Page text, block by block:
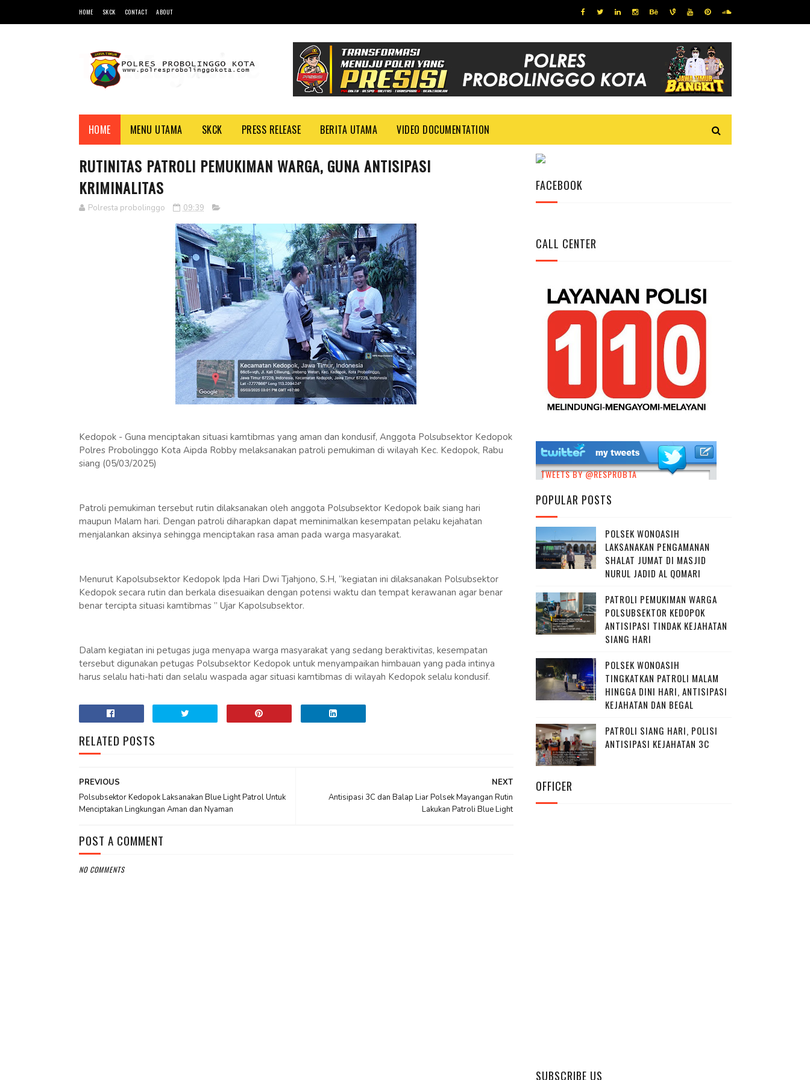
HOME SKCK CONTACT ABOUT
HOME MENU UTAMA SKCK PRESS RELEASE BERITA UTAMA VIDEO DOCUMENTATION
RUTINITAS PATROLI PEMUKIMAN WARGA, GUNA ANTISIPASI
KRIMINALITAS
Polresta probolinggo 09:39
Kedopok - Guna menciptakan situasi kamtibmas yang aman dan kondusif, Anggota Polsubsektor Kedopok
Polres Probolinggo Kota Aipda Robby melaksanakan patroli pemukiman di wilayah Kec. Kedopok, Rabu
siang (05/03/2025)
Patroli pemukiman tersebut rutin dilaksanakan oleh anggota Polsubsektor Kedopok baik siang hari
maupun Malam hari. Dengan patroli diharapkan dapat meminimalkan kesempatan pelaku kejahatan
menjalankan aksinya sehingga menciptakan rasa aman pada warga masyarakat.
Menurut Kapolsubsektor Kedopok Ipda Hari Dwi Tjahjono, S.H, “kegiatan ini dilaksanakan Polsubsektor
Kedopok secara rutin dan berkala disesuaikan dengan potensi waktu dan tempat kerawanan agar benar
benar tercipta situasi kamtibmas ” Ujar Kapolsubsektor.
Dalam kegiatan ini petugas juga menyapa warga masyarakat yang sedang beraktivitas, kesempatan
tersebut digunakan petugas Polsubsektor Kedopok untuk menyampaikan himbauan yang pada intinya
harus selalu hati-hati dan selalu waspada agar situasi kamtibmas di wilayah Kedopok selalu kondusif.
RELATED POSTS
NEXT
Antisipasi 3C dan Balap Liar Polsek Mayangan Rutin
Lakukan Patroli Blue Light
PREVIOUS
Polsubsektor Kedopok Laksanakan Blue Light Patrol Untuk
Menciptakan Lingkungan Aman dan Nyaman
POST A COMMENT
NO COMMENTS
FACEBOOK
CALL CENTER
TWEETS BY @RESPROBTA
POPULAR POSTS
POLSEK WONOASIH
LAKSANAKAN PENGAMANAN
SHALAT JUMAT DI MASJID
NURUL JADID AL QOMARI
PATROLI PEMUKIMAN WARGA
POLSUBSEKTOR KEDOPOK
ANTISIPASI TINDAK KEJAHATAN
SIANG HARI
POLSEK WONOASIH
TINGKATKAN PATROLI MALAM
HINGGA DINI HARI, ANTISIPASI
KEJAHATAN DAN BEGAL
PATROLI SIANG HARI, POLISI
ANTISIPASI KEJAHATAN 3C
OFFICER
SUBSCRIBE US